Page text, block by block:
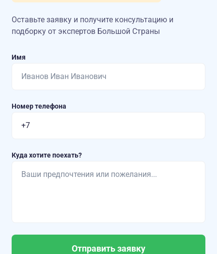
Оставьте заявку и получите консультацию и
подборку от экспертов Большой Страны
Имя
Номер телефона
Куда хотите поехать?
Отправить заявку